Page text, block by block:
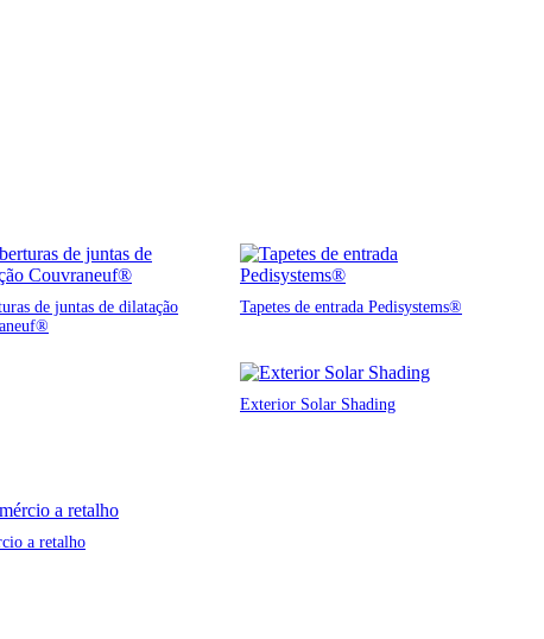
de juntas de dilatação
Tapetes de entrada Pedisystems®
Exterior Solar Shading
a retalho